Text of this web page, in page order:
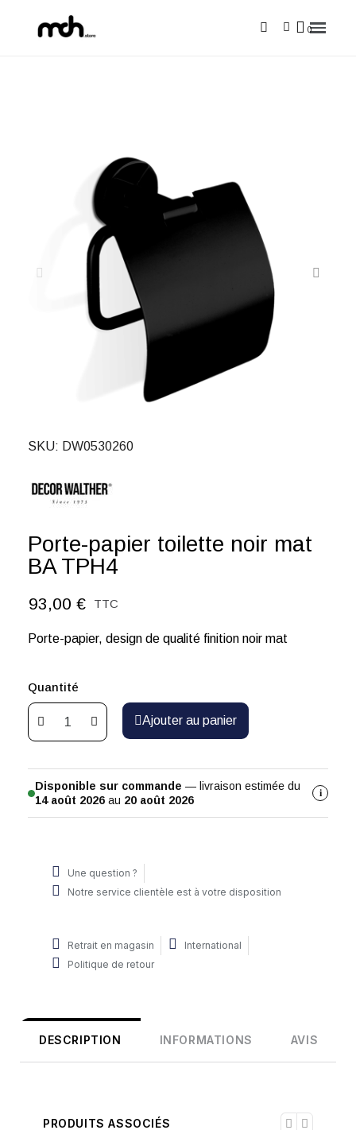
SKU DW0530260
Porte-papier toilette noir mat
BA TPH4
93,00 € TTC
Porte-papier, design de qualité finition noir mat
Quantité
Ajouter au panier
Disponible sur commande — livraison estimée du
14 août 2026 au 20 août 2026
i
Une question ?
Notre service clientèle est à votre disposition
Retrait en magasin
International
Politique de retour
DESCRIPTION INFORMATIONS AVIS
PRODUITS ASSOCIÉS